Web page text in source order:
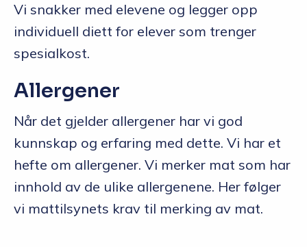
Vi snakker med elevene og legger opp
individuell diett for elever som trenger
spesialkost.
Allergener
Når det gjelder allergener har vi god
kunnskap og erfaring med dette. Vi har et
hefte om allergener. Vi merker mat som har
innhold av de ulike allergenene. Her følger
vi mattilsynets krav til merking av mat.